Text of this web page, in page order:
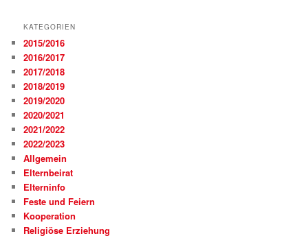
KATEGORIEN
2015/2016
2016/2017
2017/2018
2018/2019
2019/2020
2020/2021
2021/2022
2022/2023
Allgemein
Elternbeirat
Elterninfo
Feste und Feiern
Kooperation
Religiöse Erziehung